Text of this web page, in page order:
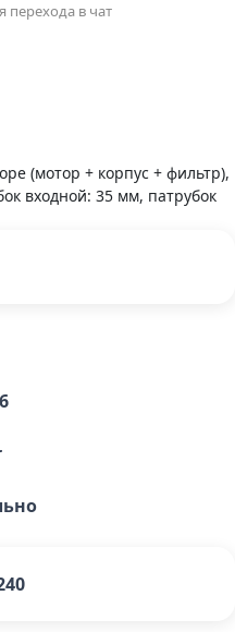
перехода в чат
(мотор + корпус + фильтр),
входной: 35 мм, патрубок